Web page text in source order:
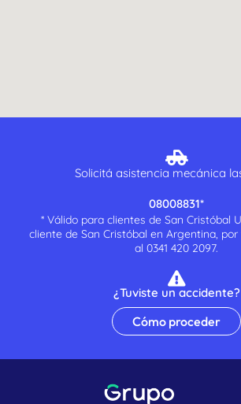
Solicitá asistencia mecánica
08008831*
* Válido para clientes de San Cristóbal
cliente de San Cristóbal en Argentina,
al 0341 420 2097.
¿Tuviste un accidente?
Cómo proceder